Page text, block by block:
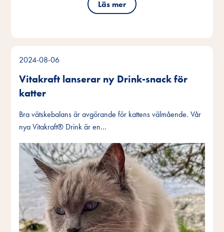
Läs mer
2024-08-06
Vitakraft lanserar ny Drink-snack för
katter
Bra vätskebalans är avgörande för kattens välmående. Vår
nya Vitakraft® Drink är en…